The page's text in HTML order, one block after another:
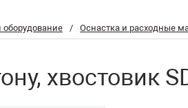
оборудование / Оснастка и расходные
хвостовик